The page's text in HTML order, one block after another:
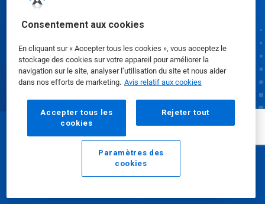
Consentement aux cookies
En cliquant sur « Accepter tous les cookies », vous acceptez le
stockage des cookies sur votre appareil pour améliorer la
navigation sur le site, analyser l’utilisation du site et nous aider
dans nos efforts de marketing. Avis relatif aux cookies
Accepter tous les
cookies
Rejeter tout
Paramètres des
cookies
Courriel Appeler
© Ecolab Inc. 2025